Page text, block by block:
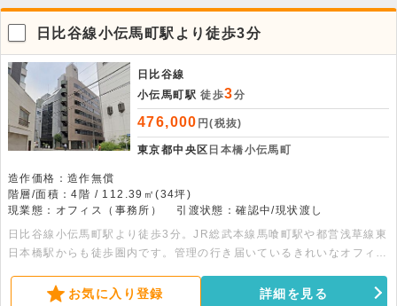
日比谷線小伝馬町駅より徒歩3分
日比谷線
小伝馬町駅 徒歩3分
476,000 円(税抜)
東京都中央区 日本橋小伝馬町
造作価格：造作無償
階層/面積：4階 / 112.39㎡(34坪)
現業態：オフィス（事務所）
引渡状態：確認中/現状渡し
日比谷線小伝馬町駅より徒歩3分。JR総武本線馬喰町駅や都営浅草線東
日本橋駅からも徒歩圏内です。管理の行き届いているきれいなオフィス
お気に入り登録 詳細を見る